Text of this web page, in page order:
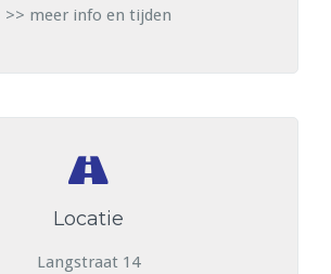
>> meer info en tijden
Locatie
Langstraat 14